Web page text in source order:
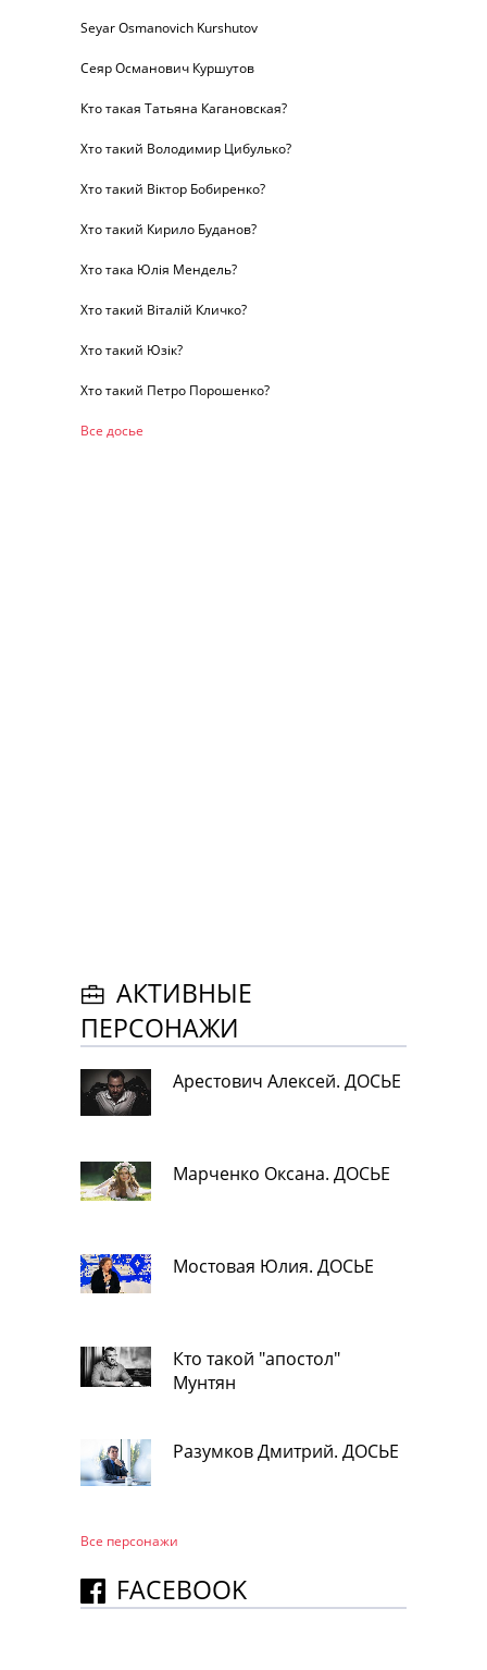
Seyar Osmanovich Kurshutov
Сеяр Османович Куршутов
Кто такая Татьяна Кагановская?
Хто такий Володимир Цибулько?
Хто такий Віктор Бобиренко?
Хто такий Кирило Буданов?
Хто така Юлія Мендель?
Хто такий Віталій Кличко?
Хто такий Юзік?
Хто такий Петро Порошенко?
Все досье
АКТИВНЫЕ
ПЕРСОНАЖИ
Арестович Алексей. ДОСЬЕ
Марченко Оксана. ДОСЬЕ
Мостовая Юлия. ДОСЬЕ
Кто такой "апостол"
Мунтян
Разумков Дмитрий. ДОСЬЕ
Все персонажи
FACEBOOK